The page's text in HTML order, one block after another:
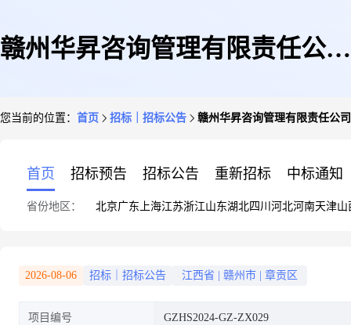
赣州华昇咨询管理有限责任公司
您当前的位置： 首页 招标｜招标公告 赣州华昇咨询管理有限责任公
首页 招标预告 招标公告 重新招标 中标通知
省份地区： 北京广东 上海江苏浙江山东湖北四川 河北河南天津山
2026-08-06 招标｜招标公告 江西省 赣州市 章贡区
项目编号 GZHS2024-GZ-ZX029